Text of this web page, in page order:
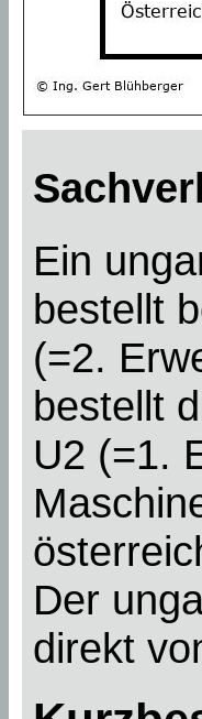
Ein
bestellt
(=2.
bestellt
U2 (=1.
Der
direkt